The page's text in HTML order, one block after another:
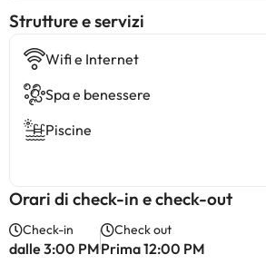
​Strutture e servizi
Wifi e Internet
Spa e benessere
Piscine
Orari di check-in e check-out
Check-in
dalle 3:00 PM
Check out
Prima 12:00 PM